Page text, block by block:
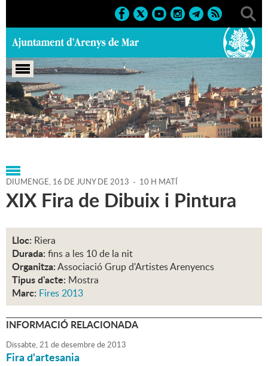
Portada > Agenda > 16-06-
2013 > Marcs > Societat > 2013 > Fires 2013
DIUMENGE, 16 DE JUNY DE 2013 - 10 H MATÍ
XIX Fira de Dibuix i Pintura
Lloc: Riera
Durada: fins a les 10 de la nit
Organitza:Associació Grup d'Artistes Arenyencs
Tipus d'acte: Mostra
Marc: Fires 2013
INFORMACIÓ RELACIONADA
Dissabte,21 dedesembrede2013
Fira d'artesania